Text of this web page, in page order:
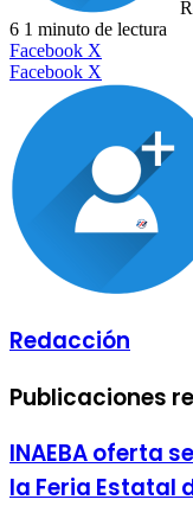
6 1 minuto de lectura
Facebook X
Facebook X
por
electrónico
Redacción
Publicaciones
INAEBA oferta
la Feria Estatal